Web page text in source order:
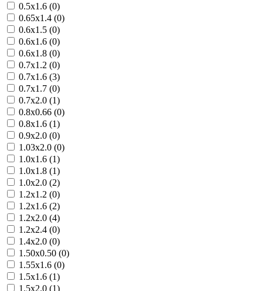
0.5х1.6 (0)
0.65х1.4 (0)
0.6х1.5 (0)
0.6х1.6 (0)
0.6х1.8 (0)
0.7х1.2 (0)
0.7х1.6 (3)
0.7х1.7 (0)
0.7х2.0 (1)
0.8х0.66 (0)
0.8х1.6 (1)
0.9х2.0 (0)
1.03х2.0 (0)
1.0х1.6 (1)
1.0х1.8 (1)
1.0х2.0 (2)
1.2х1.2 (0)
1.2х1.6 (2)
1.2х2.0 (4)
1.2х2.4 (0)
1.4х2.0 (0)
1.50х0.50 (0)
1.55х1.6 (0)
1.5х1.6 (1)
1.5х2.0 (1)